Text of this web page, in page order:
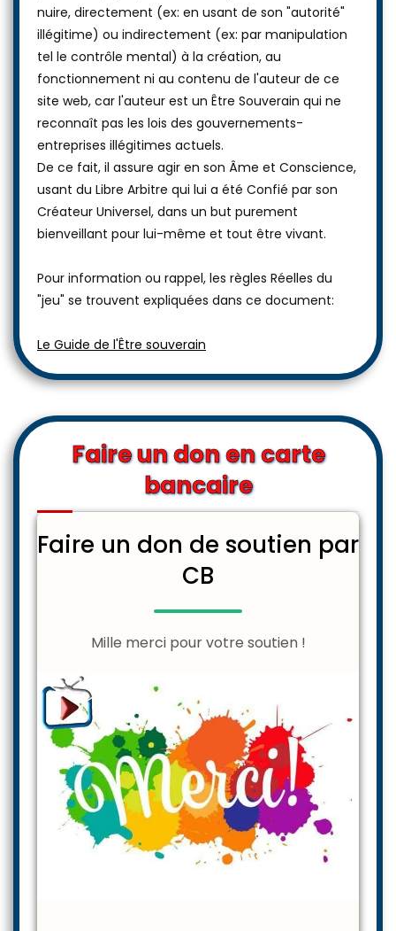
nuire, directement (ex: en usant de son "autorité"
illégitime) ou indirectement (ex: par manipulation
tel le contrôle mental) à la création, au
fonctionnement ni au contenu de l'auteur de ce
site web, car l'auteur est un Être Souverain qui ne
reconnaît pas les lois des gouvernements-
entreprises illégitimes actuels.
De ce fait, il assure agir en son Âme et Conscience,
usant du Libre Arbitre qui lui a été Confié par son
Créateur Universel, dans un but purement
bienveillant pour lui-même et tout être vivant.
Pour information ou rappel, les règles Réelles du
"jeu" se trouvent expliquées dans ce document:
Le Guide de l'Être souverain
Faire un don en carte
bancaire
Faire un don de soutien par
CB
Mille merci pour votre soutien !